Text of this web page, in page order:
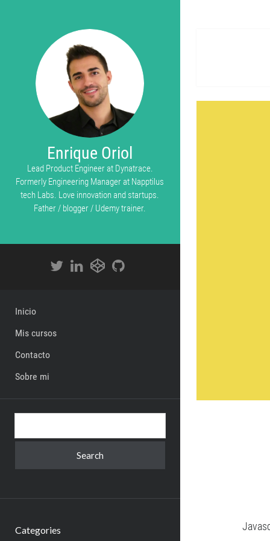
Enrique Oriol
Lead Product Engineer at Dynatrace.
Formerly Engineering Manager at Napptilus
tech Labs. Love innovation and startups.
Father / blogger / Udemy trainer.
Inicio
Mis cursos
Contacto
Sobre mi
Categories